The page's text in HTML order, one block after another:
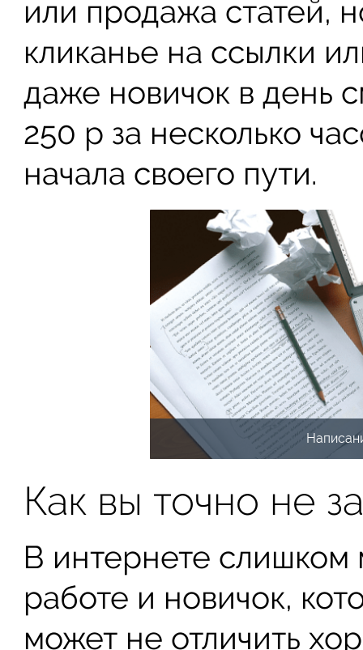
или продажа статей,
кликанье на ссылки
даже новичок в день
250 р за несколько
начала своего пути.
Как вы точно не
В интернете
работе и новичок,
может не отличить